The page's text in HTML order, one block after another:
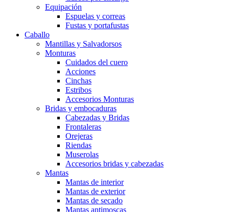
Equipación
Espuelas y correas
Fustas y portafustas
Caballo
Mantillas y Salvadorsos
Monturas
Cuidados del cuero
Acciones
Cinchas
Estribos
Accesorios Monturas
Bridas y embocaduras
Cabezadas y Bridas
Frontaleras
Orejeras
Riendas
Muserolas
Accesorios bridas y cabezadas
Mantas
Mantas de interior
Mantas de exterior
Mantas de secado
Mantas antimoscas